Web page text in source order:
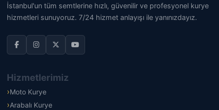
İstanbul'un tüm semtlerine hızlı, güvenilir ve profesyonel kurye
hizmetleri sunuyoruz. 7/24 hizmet anlayışı ile yanınızdayız.
Hizmetlerimiz
Moto Kurye
Arabalı Kurye